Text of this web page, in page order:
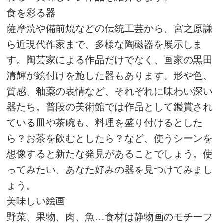
食を彩る器
薩摩焼や備前焼などの伝統工芸から、宮之原謙
ら近現代作家まで、多様な陶磁器を展示しま
す。陶芸家による作品だけでなく、画家の黒田
清輝が絵付けを施した器もあります。形や色、
質感、釉薬の表情など、それぞれに味わい深い
器たち。普段の美術館では作品として鑑賞され
ている皿や茶碗も、料理を盛り付けるとした
ら？お茶を飲むとしたら？など、使うシーンを
想像すると新たな発見があることでしょう。使
ってみたい、あなた好みの器を見つけてみまし
ょう。
美味しい絵画
野菜、果物、肉、魚…食材は静物画のモチーフ